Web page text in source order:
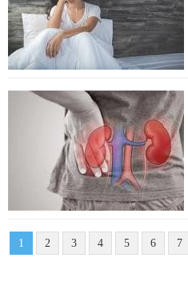
1 2 3 4 5 6 7